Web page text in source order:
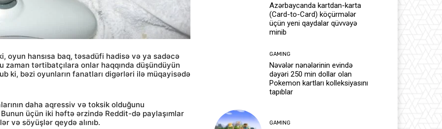
oyun hansısa baq, təsadüfi hadisə və ya sadəcə
tərtibatçılara onlar haqqında düşündüyün
ki, bəzi oyunların fanatları digərləri ilə müqayisədə
daha aqressiv və toksik olduğunu
üçün iki həftə ərzində Reddit-də paylaşımlar
və söyüşlər qeydə alınıb.
Azərbaycanda kartdan-karta
(Card-to-Card) köçürmələr
üçün yeni qaydalar qüvvəyə
minib
GAMING
Nəvələr nənələrinin evində
dəyəri 250 min dollar olan
Pokemon kartları kolleksiyasını
tapıblar
GAMING